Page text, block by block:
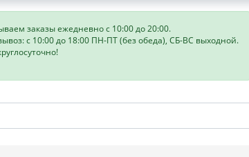
заказы ежедневно с 10:00 до 20:00.
с 10:00 до 18:00 ПН-ПТ (без обеда), СБ-ВС выходной.